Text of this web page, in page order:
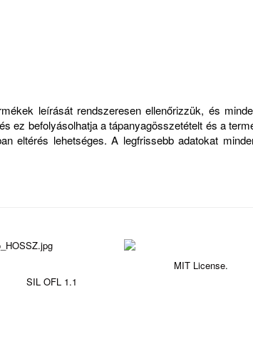
leírását rendszeresen ellenőrizzük, és
ez befolyásolhatja a tápanyagösszetételt és a
eltérés lehetséges. A legfrissebb adatokat
MIT License.
SIL OFL 1.1